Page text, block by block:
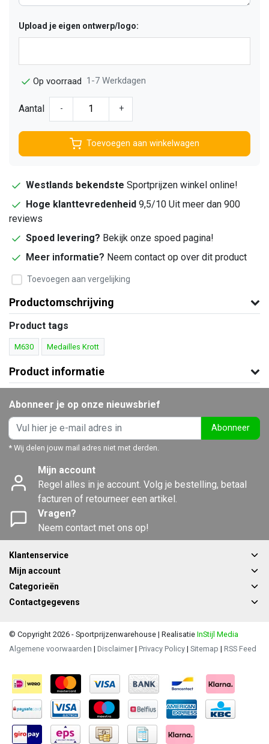
Upload je eigen ontwerp/logo:
Op voorraad 1-7 Werkdagen
Aantal - +
Toevoegen aan winkelwagen
Westlands bekendste Sportprijzen winkel online!
Hoge klanttevredenheid 9,5/10 Uit meer dan 900
reviews
Spoed levering? Bekijk onze spoed pagina!
Meer informatie? Neem contact op over dit product
Toevoegen aan vergelijking
Productomschrijving
Product tags
M630 Medailles Krott
Product informatie
Abonneer je op onze nieuwsbrief
Abonneer
* Wij delen jouw mail adres niet met derden.
Mijn account
Regel alles in je account. Volg je bestelling, betaal
facturen of retourneer een artikel.
Vragen?
Neem contact met ons op!
Klantenservice
Mijn account
Categorieën
Contactgegevens
© Copyright 2026 - Sportprijzenwarehouse | Realisatie InStijl Media
Algemene voorwaarden | Disclaimer | Privacy Policy | Sitemap | RSS Feed